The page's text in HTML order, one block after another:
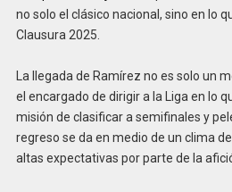
no solo el clásico nacional, sino en lo
Clausura 2025.
La llegada de Ramírez no es solo un
el encargado de dirigir a la Liga en lo
misión de clasificar a semifinales y
regreso se da en medio de un clima
altas expectativas por parte de la